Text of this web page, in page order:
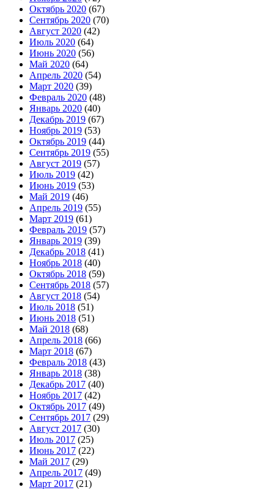
Октябрь 2020 (67)
Сентябрь 2020 (70)
Август 2020 (42)
Июль 2020 (64)
Июнь 2020 (56)
Май 2020 (64)
Апрель 2020 (54)
Март 2020 (39)
Февраль 2020 (48)
Январь 2020 (40)
Декабрь 2019 (67)
Ноябрь 2019 (53)
Октябрь 2019 (44)
Сентябрь 2019 (55)
Август 2019 (57)
Июль 2019 (42)
Июнь 2019 (53)
Май 2019 (46)
Апрель 2019 (55)
Март 2019 (61)
Февраль 2019 (57)
Январь 2019 (39)
Декабрь 2018 (41)
Ноябрь 2018 (40)
Октябрь 2018 (59)
Сентябрь 2018 (57)
Август 2018 (54)
Июль 2018 (51)
Июнь 2018 (51)
Май 2018 (68)
Апрель 2018 (66)
Март 2018 (67)
Февраль 2018 (43)
Январь 2018 (38)
Декабрь 2017 (40)
Ноябрь 2017 (42)
Октябрь 2017 (49)
Сентябрь 2017 (29)
Август 2017 (30)
Июль 2017 (25)
Июнь 2017 (22)
Май 2017 (29)
Апрель 2017 (49)
Март 2017 (21)